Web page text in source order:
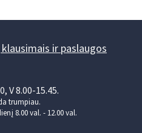
ir paslaugos
V 8.00-15.45.
trumpiau.
8.00 val. - 12.00 val.